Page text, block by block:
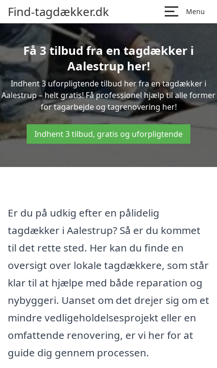
Find-tagdækker.dk Menu
Få 3 tilbud fra en tagdækker i
Aalestrup her!
Indhent 3 uforpligtende tilbud her fra en tagdækker i
Aalestrup – helt gratis! Få professionel hjælp til alle former
for tagarbejde og tagrenovering her!
Indhent 3 tilbud, gratis og uforpligtende
Er du på udkig efter en pålidelig
tagdækker i Aalestrup? Så er du kommet
til det rette sted. Her kan du finde en
oversigt over lokale tagdækkere, som står
klar til at hjælpe med både reparation og
nybyggeri. Uanset om det drejer sig om et
mindre vedligeholdelsesprojekt eller en
omfattende renovering, er vi her for at
guide dig gennem processen.